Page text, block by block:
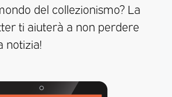
del collezionismo? La
ti aiuterà a non perdere
notizia!